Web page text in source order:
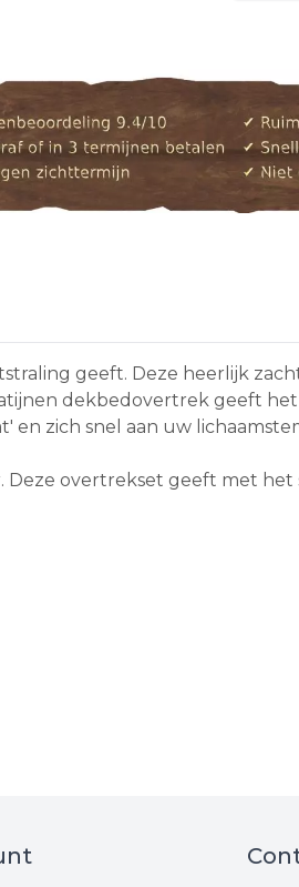
geeft. Deze heerlijk
dekbedovertrek geeft
zich snel aan uw
overtrekset geeft met het